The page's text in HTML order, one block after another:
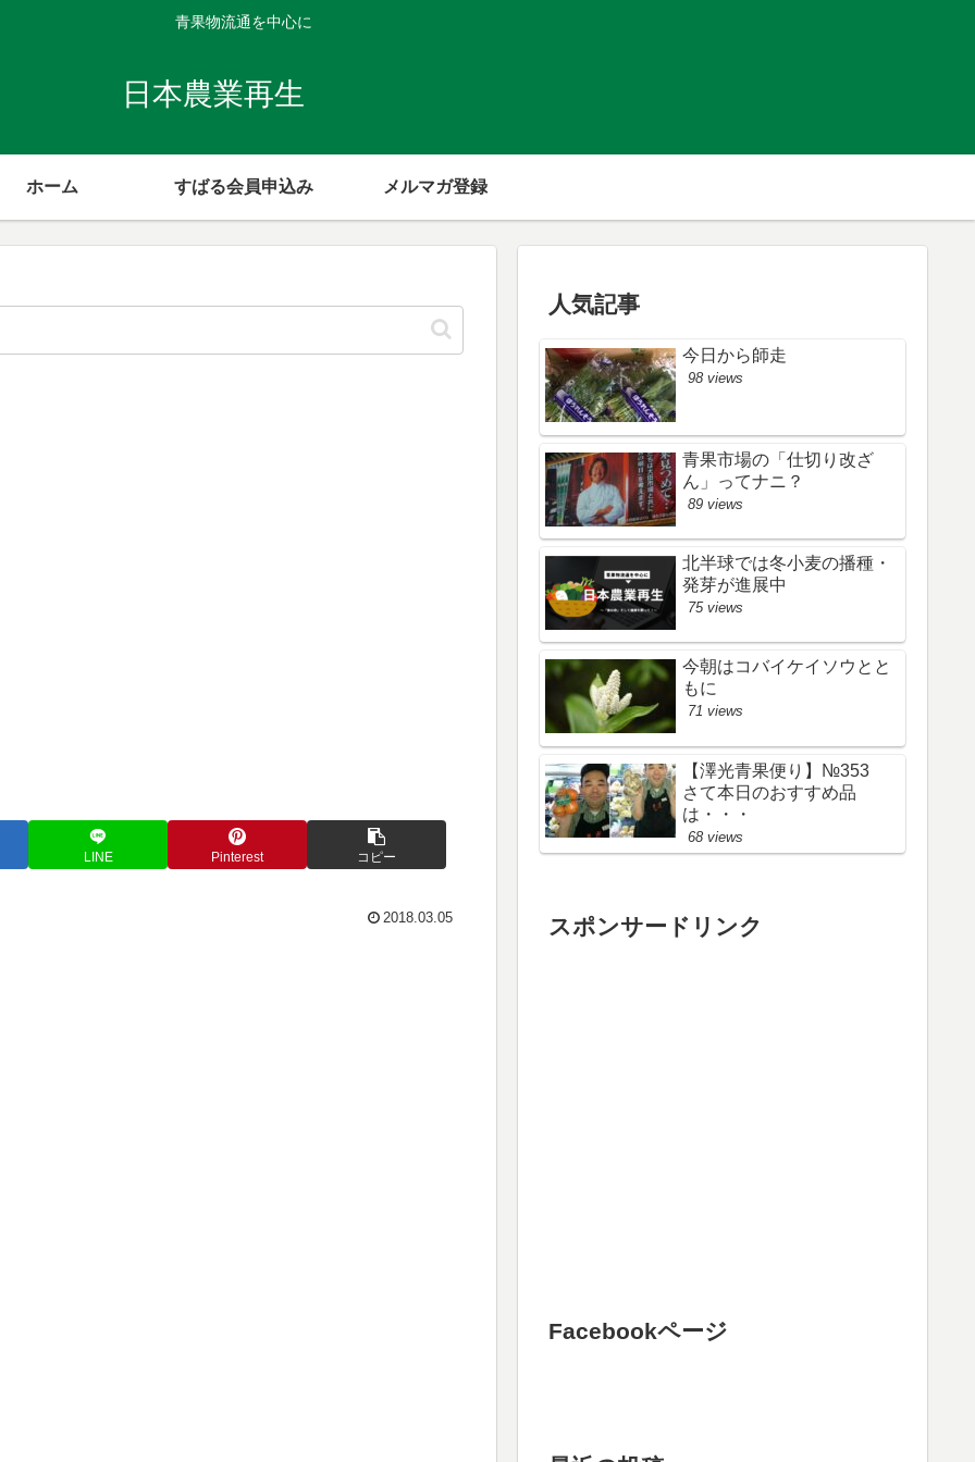
青果物流通を中心に
日本農業再生
ホーム すばる会員申込み メルマガ登録
LINE Pinterest コピー
2018.03.05
人気記事
今日から師走
98 views
青果市場の「仕切り改ざ
ん」ってナニ？
89 views
北半球では冬小麦の播種・
発芽が進展中
75 views
今朝はコバイケイソウとと
もに
71 views
【澤光青果便り】№353
さて本日のおすすめ品
は・・・
68 views
スポンサードリンク
Facebookページ